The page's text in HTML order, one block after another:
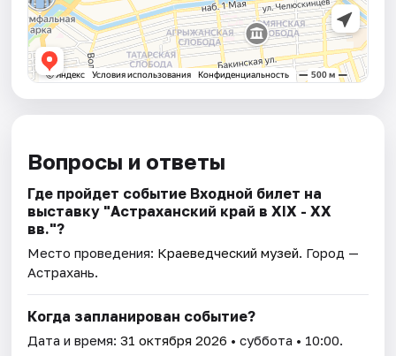
Вопросы и ответы
Где пройдет событие Входной билет на
выставку "Астраханский край в XIX - XX
вв."?
Место проведения: Краеведческий музей. Город —
Астрахань.
Когда запланирован событие?
Дата и время:31 октября 2026 • суббота • 10:00.